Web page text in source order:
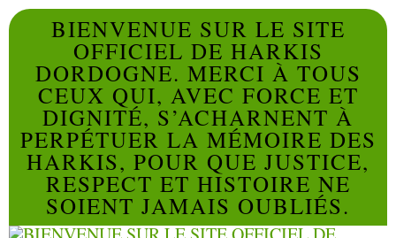
BIENVENUE SUR LE SITE
OFFICIEL DE HARKIS
DORDOGNE. MERCI À TOUS
CEUX QUI, AVEC FORCE ET
DIGNITÉ, S’ACHARNENT À
PERPÉTUER LA MÉMOIRE DES
HARKIS, POUR QUE JUSTICE,
RESPECT ET HISTOIRE NE
SOIENT JAMAIS OUBLIÉS.